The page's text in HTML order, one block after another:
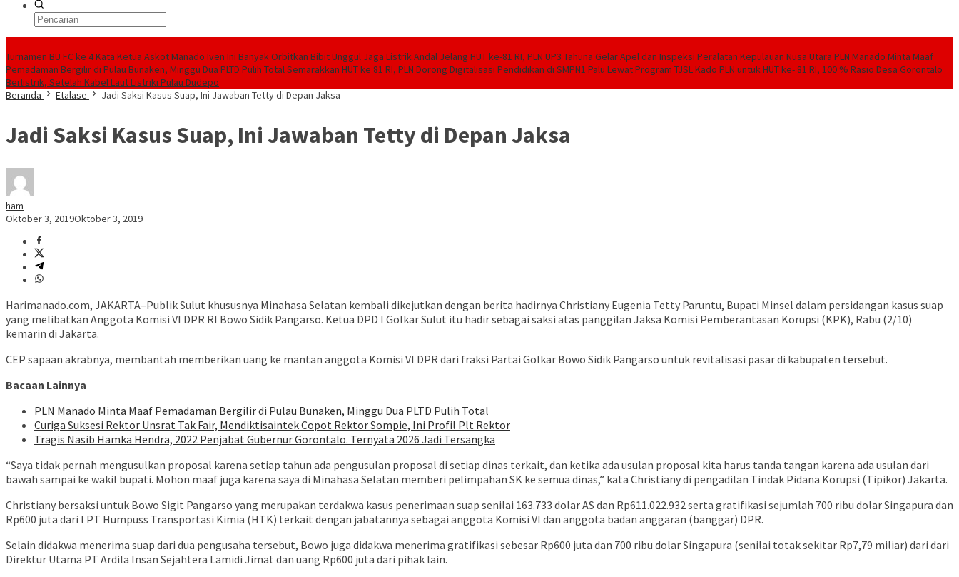
Turnamen BU FC ke 4 Kata Ketua Askot Manado Iven Ini Banyak Orbitkan Bibit Unggul Jaga Listrik Andal Jelang HUT ke-81 RI, PLN UP3 Tahuna Gelar Apel dan Inspeksi Peralatan Kepulauan Nusa Utara PLN Manado Minta Maaf
Pemadaman Bergilir di Pulau Bunaken, Minggu Dua PLTD Pulih TotalSemarakkan HUT ke 81 RI, PLN Dorong Digitalisasi Pendidikan di SMPN1 Palu Lewat Program TJSLKado PLN untuk HUT ke- 81 RI, 100 % Rasio Desa Gorontalo
Berlistrik, Setelah Kabel Laut Listriki Pulau Dudepo
Beranda
Etalase Jadi Saksi Kasus Suap, Ini Jawaban Tetty di Depan Jaksa
Jadi Saksi Kasus Suap, Ini Jawaban Tetty di Depan Jaksa
ham
Oktober 3, 2019Oktober 3, 2019
Harimanado.com, JAKARTA–Publik Sulut khususnya Minahasa Selatan kembali dikejutkan dengan berita hadirnya Christiany Eugenia Tetty Paruntu, Bupati Minsel dalam persidangan kasus suap
yang melibatkan Anggota Komisi VI DPR RI Bowo Sidik Pangarso. Ketua DPD I Golkar Sulut itu hadir sebagai saksi atas panggilan Jaksa Komisi Pemberantasan Korupsi (KPK), Rabu (2/10)
kemarin di Jakarta.
CEP sapaan akrabnya, membantah memberikan uang ke mantan anggota Komisi VI DPR dari fraksi Partai Golkar Bowo Sidik Pangarso untuk revitalisasi pasar di kabupaten tersebut.
Bacaan Lainnya
PLN Manado Minta Maaf Pemadaman Bergilir di Pulau Bunaken, Minggu Dua PLTD Pulih Total
Curiga Suksesi Rektor Unsrat Tak Fair, Mendiktisaintek Copot Rektor Sompie, Ini Profil Plt Rektor
Tragis Nasib Hamka Hendra, 2022 Penjabat Gubernur Gorontalo. Ternyata 2026 Jadi Tersangka
“Saya tidak pernah mengusulkan proposal karena setiap tahun ada pengusulan proposal di setiap dinas terkait, dan ketika ada usulan proposal kita harus tanda tangan karena ada usulan dari
bawah sampai ke wakil bupati. Mohon maaf juga karena saya di Minahasa Selatan memberi pelimpahan SK ke semua dinas,” kata Christiany di pengadilan Tindak Pidana Korupsi (Tipikor) Jakarta.
Christiany bersaksi untuk Bowo Sigit Pangarso yang merupakan terdakwa kasus penerimaan suap senilai 163.733 dolar AS dan Rp611.022.932 serta gratifikasi sejumlah 700 ribu dolar Singapura dan
Rp600 juta dari l PT Humpuss Transportasi Kimia (HTK) terkait dengan jabatannya sebagai anggota Komisi VI dan anggota badan anggaran (banggar) DPR.
Selain didakwa menerima suap dari dua pengusaha tersebut, Bowo juga didakwa menerima gratifikasi sebesar Rp600 juta dan 700 ribu dolar Singapura (senilai totak sekitar Rp7,79 miliar) dari dari
Direktur Utama PT Ardila Insan Sejahtera Lamidi Jimat dan uang Rp600 juta dari pihak lain.